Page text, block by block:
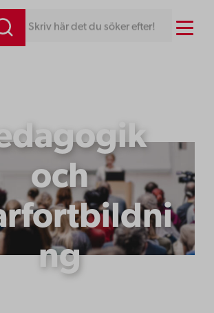
Skriv här det du söker efter! Menu
och
ng